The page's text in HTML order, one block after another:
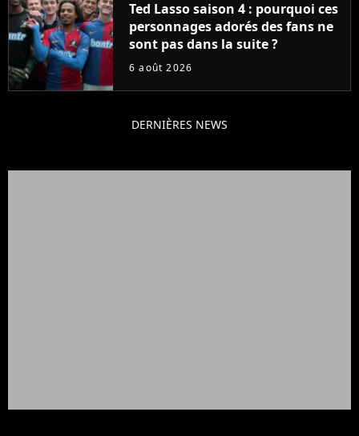
Ted Lasso saison 4 : pourquoi ces
personnages adorés des fans ne
sont pas dans la suite ?
6 août 2026
DERNIÈRES NEWS